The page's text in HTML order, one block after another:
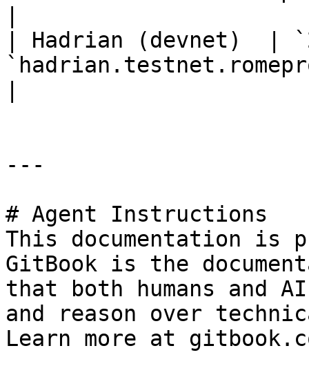
| Hadrian (devnet)  |
---
# Agent Instructions
This documentation is
GitBook is the
that both humans and
and reason over
Learn more at